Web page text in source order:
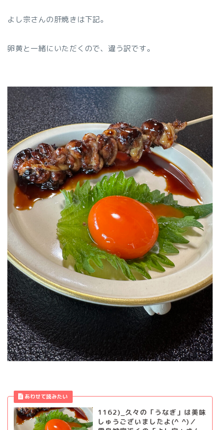
よし宗さんの肝焼きは下記。
卵黄と一緒にいただくので、違う訳です。
1162)_久々の「うなぎ」は美味
しゅうございましたよ(^ ^)／